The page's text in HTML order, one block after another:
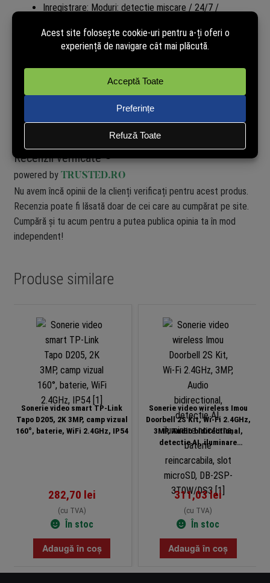
Inregistrare: Moduri: detectie miscare / 24/7 /
(filtrare evenimente)
Mediu de functionare: Temperatura operare: -10C ~
+50C
Dimensiuni: 133 × 48 × 23 mm
Greutate: 96 g
Recenzii verificate
powered by TRUSTED.RO
Nu avem încă opinii de la clienți verificați pentru acest produs.
Recenzia poate fi lăsată doar de cei care au cumpărat pe site.
Cumpără și tu acum pentru a putea publica opinia ta în mod
independent!
Produse similare
Sonerie video smart TP-Link
Tapo D205, 2K 3MP, camp vizual
160°, baterie, WiFi 2.4GHz, IP54
282,70 lei
(cu TVA)
În stoc
Adaugă în coș
Sonerie video wireless Imou
Doorbell 2S Kit, Wi-Fi 2.4GHz,
3MP, Audio bidirectional,
detectie AI, iluminare
reincarcabila, slot microSD,
DB-2SP-3T0W/DS3
311,03lei
(cu TVA)
În stoc
Adaugă în coș